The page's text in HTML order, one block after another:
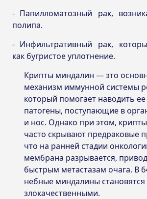
Папилломатозный рак,
полипа.
Инфильтративный рак,
как бугристое уплотнение.
Крипты миндалин — это
механизм иммунной системы
который помогает наводить ее
патогены, поступающие в
и нос. Однако при этом,
часто скрывают предраковые
что на ранней стадии
мембрана разрывается,
быстрым метастазам очага. В
небные миндалины становятся
злокачественными.